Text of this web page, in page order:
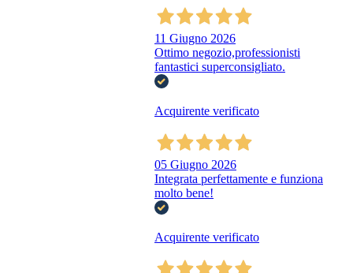
11 Giugno 2026
Ottimo negozio,professionisti
fantastici superconsigliato.
Acquirente verificato
05 Giugno 2026
Integrata perfettamente e funziona
molto bene!
Acquirente verificato